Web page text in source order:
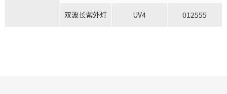
双波长紫外灯 UV4 012555